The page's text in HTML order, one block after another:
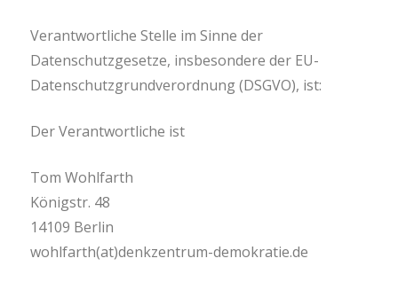
Verantwortliche Stelle im Sinne der
Datenschutzgesetze, insbesondere der EU-
Datenschutzgrundverordnung (DSGVO), ist:
Der Verantwortliche ist
Tom Wohlfarth
Königstr. 48
14109 Berlin
wohlfarth(at)denkzentrum-demokratie.de